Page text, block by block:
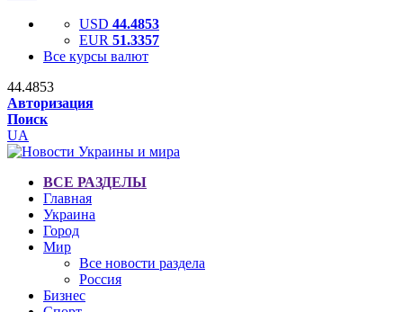
USD 44.4853
EUR 51.3357
Все курсы валют
44.4853
Авторизация
Поиск
UA
ВСЕ РАЗДЕЛЫ
Главная
Украина
Город
Мир
Все новости раздела
Россия
Бизнес